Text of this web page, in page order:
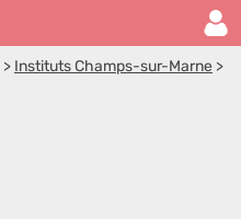
> Instituts Champs-sur-Marne >